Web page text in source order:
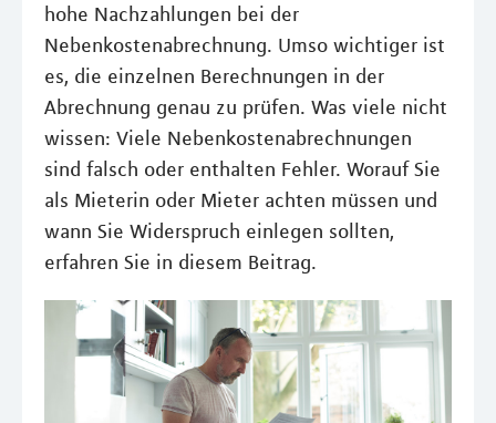
hohe Nachzahlungen bei der
Nebenkostenabrechnung. Umso wichtiger ist
es, die einzelnen Berechnungen in der
Abrechnung genau zu prüfen. Was viele nicht
wissen: Viele Nebenkostenabrechnungen
sind falsch oder enthalten Fehler. Worauf Sie
als Mieterin oder Mieter achten müssen und
wann Sie Widerspruch einlegen sollten,
erfahren Sie in diesem Beitrag.